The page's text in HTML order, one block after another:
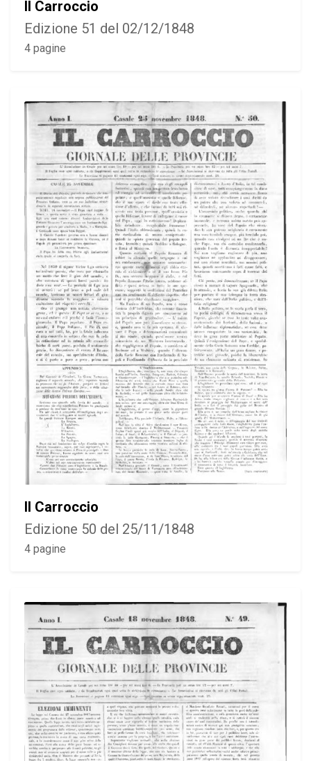
Il Carroccio
Edizione 51 del 02/12/1848
4 pagine
Il Carroccio
Edizione 50 del 25/11/1848
4 pagine